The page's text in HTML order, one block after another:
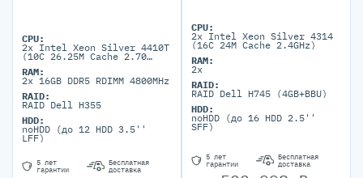
CPU:
2x Intel Xeon Silver 4410T
(10C 26.25M Cache 2.70
RAM:
2x 16GB DDR5 RDIMM 4800MHz
RAID:
RAID Dell H355
HDD:
noHDD (до 12 HDD 3.5''
LFF)
5 лет
гарантии
Бесплатная
доставка
CPU:
2x Intel Xeon Silver 4314
(16C 24M Cache 2.4GHz)
RAM:
2x
RAID:
RAID Dell H745 (4GB+BBU)
HDD:
noHDD (до 16 HDD 2.5''
SFF)
5 лет
гарантии
Бесплатная
доставка